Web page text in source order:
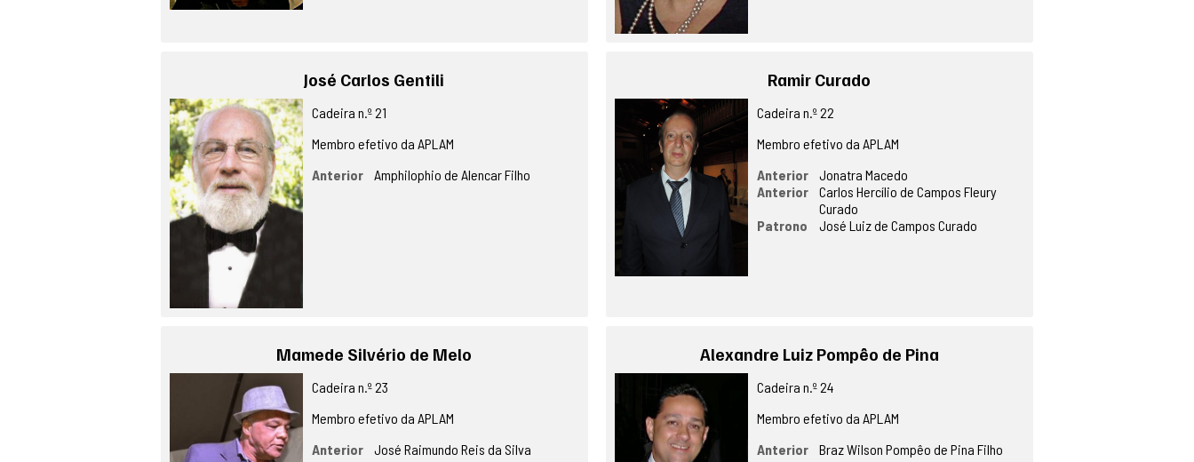
José Carlos Gentili
Cadeira n.º 21
Membro efetivo da APLAM
Anterior
Amphilophio de Alencar Filho
Ramir Curado
Cadeira n.º 22
Membro efetivo da APLAM
Anterior
Jonatra Macedo
Anterior
Carlos Hercílio de Campos Fleury
Curado
Patrono
José Luiz de Campos Curado
Mamede Silvério de Melo
Cadeira n.º 23
Membro efetivo da APLAM
Anterior
José Raimundo Reis da Silva
Alexandre Luiz Pompêo de Pina
Cadeira n.º 24
Membro efetivo da APLAM
Anterior
Braz Wilson Pompêo de Pina Filho